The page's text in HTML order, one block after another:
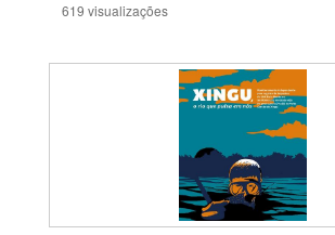
619 visualizações